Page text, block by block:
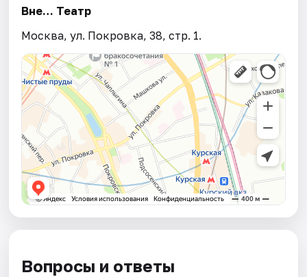
Вне… Театр
Москва, ул. Покровка, 38, стр. 1.
Вопросы и ответы